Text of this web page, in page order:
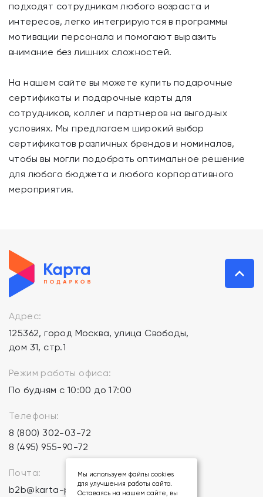
подходят сотрудникам любого возраста и
интересов, легко интегрируются в программы
мотивации персонала и помогают выразить
внимание без лишних сложностей.
На нашем сайте вы можете купить подарочные
сертификаты и подарочные карты для
сотрудников, коллег и партнеров на выгодных
условиях. Мы предлагаем широкий выбор
сертификатов различных брендов и номиналов,
чтобы вы могли подобрать оптимальное решение
для любого бюджета и любого корпоративного
мероприятия.
Адрес:
125362, город Москва, улица Свободы,
дом 31, стр.1
Режим работы офиса:
По будням с 10:00 до 17:00
Телефоны:
8 (800) 302-03-72
8 (495) 955-90-72
Почта:
b2b@karta-podarkov.ru
Мы используем файлы cookies
для улучшения работы сайта.
Оставаясь на нашем сайте, вы